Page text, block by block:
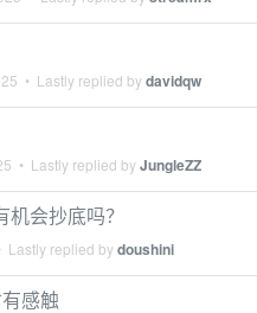
• Lastly replied bydavidqw
• Lastly replied byJungleZZ
会抄底吗？
Lastly replied bydoushini
感触